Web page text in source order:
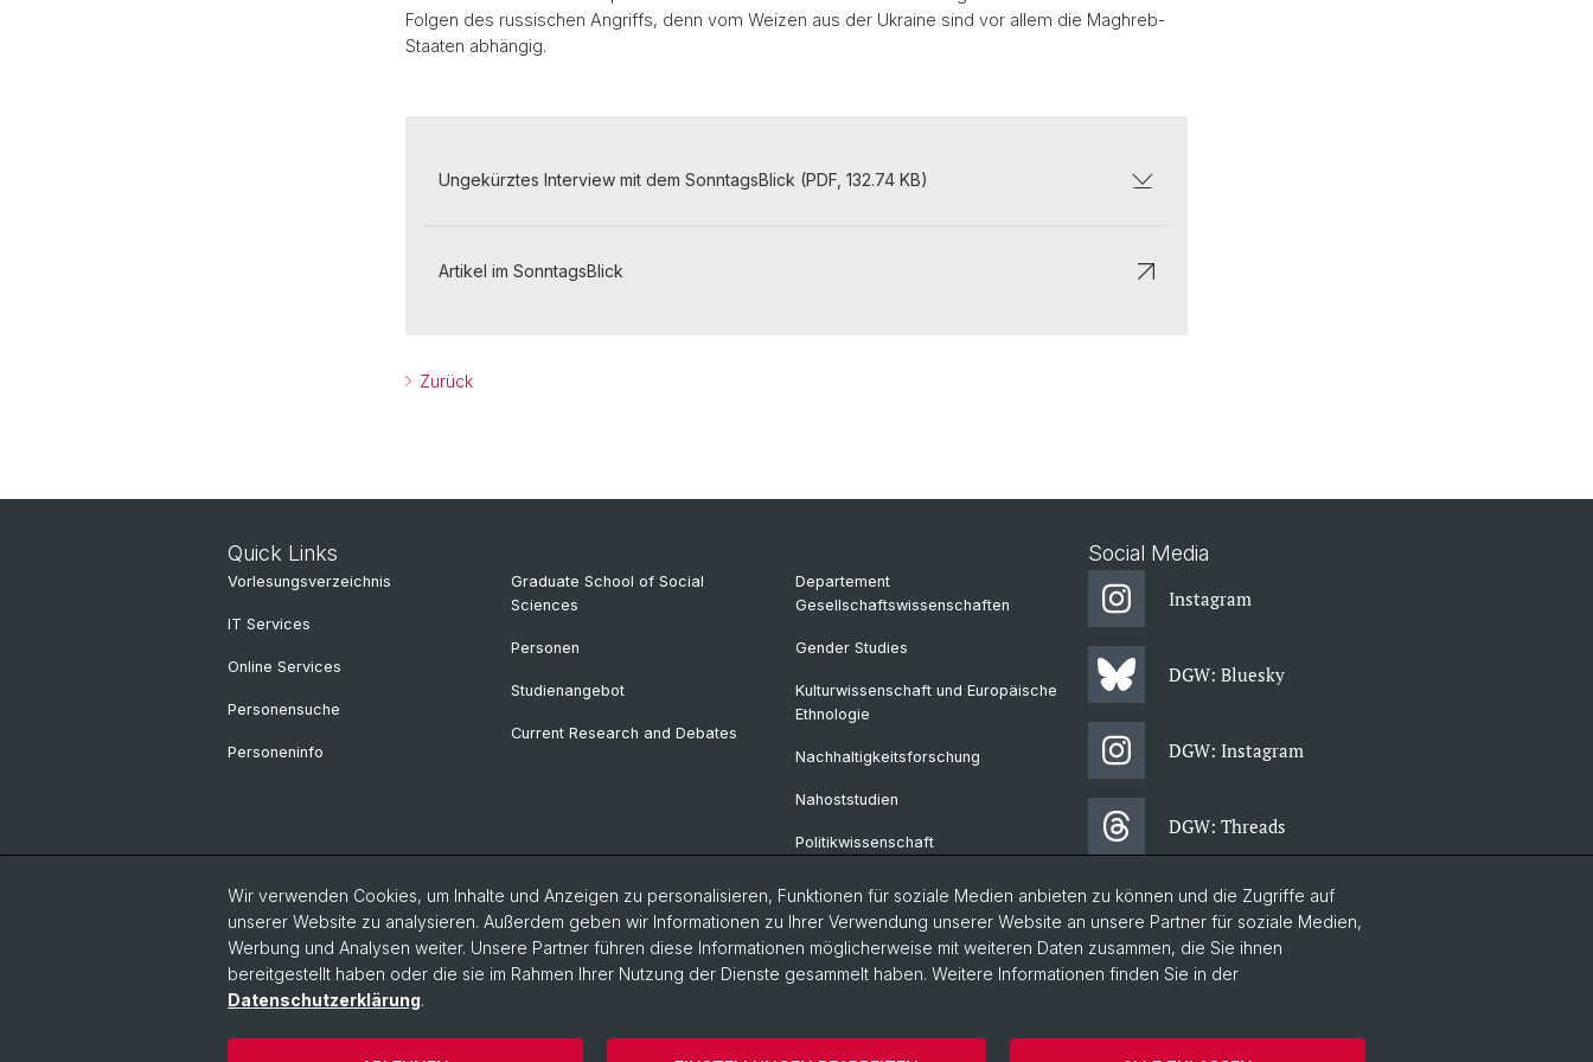
Folgen des russischen Angriffs, denn vom Weizen aus der Ukraine sind vor allem die Maghreb-
Staaten abhängig.
Ungekürztes Interview mit dem SonntagsBlick (PDF, 132.74 KB)
Artikel im SonntagsBlick
Zurück
Quick Links
Vorlesungsverzeichnis
IT Services
Online Services
Personensuche
Personeninfo
Graduate School of Social
Sciences
Personen
Studienangebot
Current Research and Debates
Departement
Gesellschaftswissenschaften
Gender Studies
Kulturwissenschaft und Europäische
Ethnologie
Nachhaltigkeitsforschung
Nahoststudien
Politikwissenschaft
Soziologie
Urban Studies
Social Media
Instagram
DGW: Bluesky
DGW: Instagram
DGW: Threads
DGW: Facebook
DGW: Newsletter
© Universität Basel Philosophisch-Historische Fakultät Departement Gesellschaftswissenschaften Home Datenschutzerklärung
Wir verwenden Cookies, um Inhalte und Anzeigen zu personalisieren, Funktionen für soziale Medien anbieten zu können und die Zugriffe auf
unserer Website zu analysieren. Außerdem geben wir Informationen zu Ihrer Verwendung unserer Website an unsere Partner für soziale Medien,
Werbung und Analysen weiter. Unsere Partner führen diese Informationen möglicherweise mit weiteren Daten zusammen, die Sie ihnen
bereitgestellt haben oder die sie im Rahmen Ihrer Nutzung der Dienste gesammelt haben. Weitere Informationen finden Sie in der
Datenschutzerklärung.